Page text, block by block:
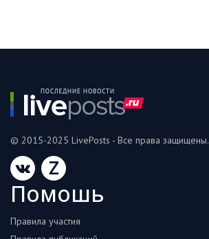
© 2015-2025 LivePosts - Все права защищены.
Z
Помошь
Правила участия